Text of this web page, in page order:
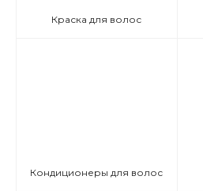
Краска для волос
Кондиционеры для волос